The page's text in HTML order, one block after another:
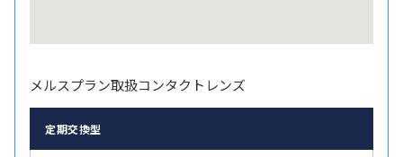
メルスプラン取扱コンタクトレンズ
定期交換型